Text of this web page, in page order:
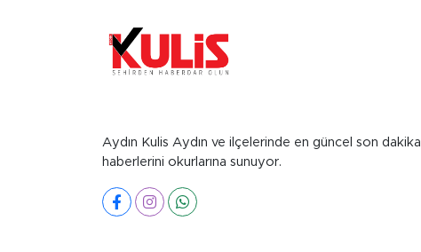
Aydın Kulis Aydın ve ilçelerinde en güncel son dakika
haberlerini okurlarına sunuyor.